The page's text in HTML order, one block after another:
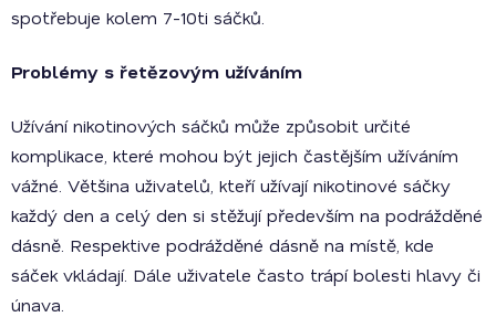
spotřebuje kolem 7-10ti sáčků.
Problémy s řetězovým užíváním
Užívání nikotinových sáčků může způsobit určité
komplikace, které mohou být jejich častějším užíváním
vážné. Většina uživatelů, kteří užívají nikotinové sáčky
každý den a celý den si stěžují především na podrážděné
dásně. Respektive podrážděné dásně na místě, kde
sáček vkládají. Dále uživatele často trápí bolesti hlavy či
únava.